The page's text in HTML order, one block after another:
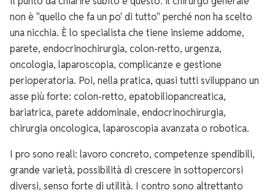
non è "quello che fa un po' di tutto" perché non ha scelto
una nicchia. È lo specialista che tiene insieme addome,
parete, endocrinochirurgia, colon-retto, urgenza,
oncologia, laparoscopia, complicanze e gestione
perioperatoria. Poi, nella pratica, quasi tutti sviluppano un
asse più forte: colon-retto, epatobiliopancreatica,
bariatrica, parete addominale, endocrinochirurgia,
chirurgia oncologica, laparoscopia avanzata o robotica.
I pro sono reali: lavoro concreto, competenze spendibili,
grande varietà, possibilità di crescere in sottopercorsi
diversi, senso forte di utilità. I contro sono altrettanto